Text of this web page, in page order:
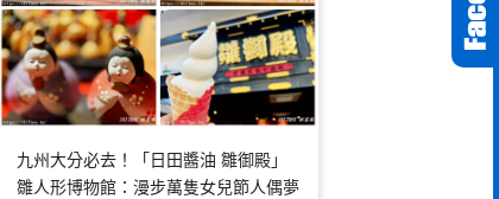
九州大分必去！「日田醬油 雛御殿」
雛人形博物館：漫步萬隻女兒節人偶夢